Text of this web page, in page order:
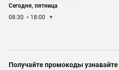
Сегодня, пятница
08:30
18:00
Получайте промокоды узнавайте